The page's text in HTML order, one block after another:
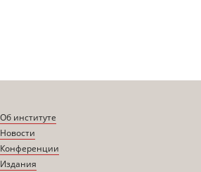
Об институте
Новости
Конференции
Издания